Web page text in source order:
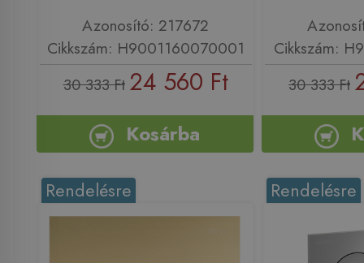
Azonosító: 217672
Cikkszám: H9001160070001
30 333 Ft 24 560 Ft
Kosárba
Cikkszám:
30 333 Ft
Rendelésre Rendelésre